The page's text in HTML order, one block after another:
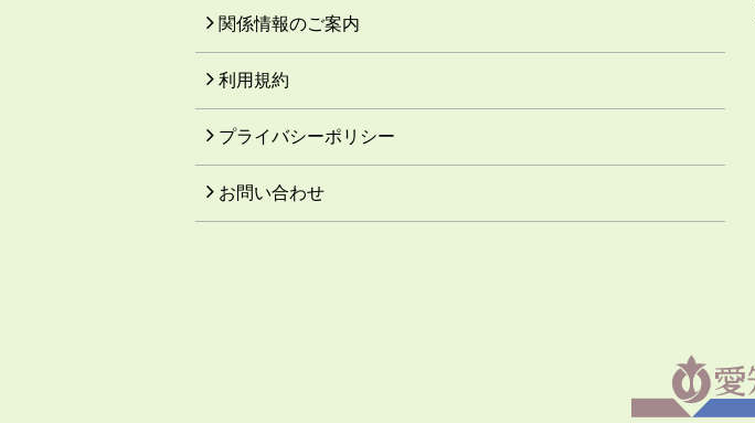
関係情報のご案内
利用規約
プライバシーポリシー
お問い合わせ